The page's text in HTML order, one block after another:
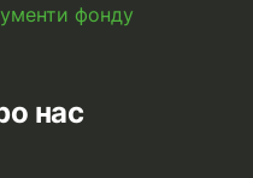
фонду
нас